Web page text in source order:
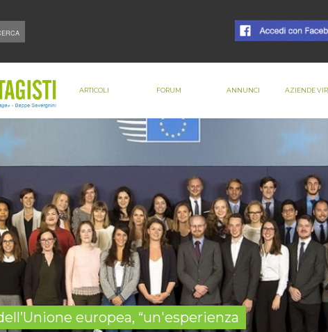
ARTICOLI FORUM ANNUNCI AZIENDE
europea, “un'esperienza